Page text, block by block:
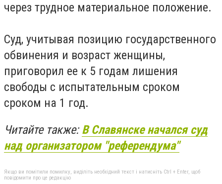
через трудное материальное положение.
Суд, учитывая позицию государственного
обвинения и возраст женщины,
приговорил ее к 5 годам лишения
свободы с испытательным сроком
сроком на 1 год.
Читайте также:В Славянске начался суд
над организатором "референдума"
Якщо ви помітили помилку, виділіть необхідний текст і натисніть Ctrl + Enter, щоб
повідомити про це редакцію